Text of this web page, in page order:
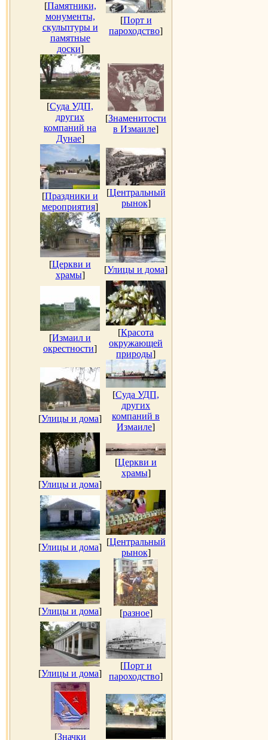
[Памятники,
монументы,
скульптуры и
памятные
доски]
[Порт и
пароходство]
[Суда УДП,
других
компаний на
Дунае]
[Знаменитости
в Измаиле]
[Праздники и
мероприятия]
[Центральный
рынок]
[Церкви и
храмы]
[Улицы и дома]
[Измаил и
окрестности]
[Красота
окружающей
природы]
[Улицы и дома]
[Суда УДП,
других
компаний в
Измаиле]
[Улицы и дома]
[Церкви и
храмы]
[Улицы и дома]
[Центральный
рынок]
[Улицы и дома] [разное]
[Улицы и дома]
[Порт и
пароходство]
[Значки